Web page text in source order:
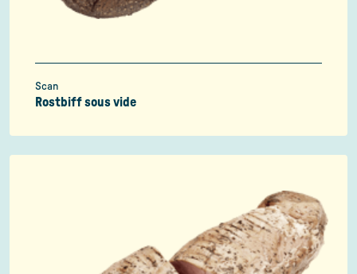
Scan
Rostbiff sous vide